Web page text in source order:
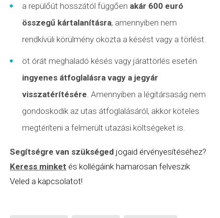
a repülőút hosszától függően akár 600 euró
összegű kártalanításra, amennyiben nem
rendkívüli körülmény okozta a késést vagy a törlést.
öt órát meghaladó késés vagy járattörlés esetén
ingyenes átfoglalásra vagy a jegyár
visszatérítésére . Amennyiben a légitársaság nem
gondoskodik az utas átfoglalásáról, akkor köteles
megtéríteni a felmerült utazási költségeket is.
Segítségre van szükséged jogaid érvényesítéséhez?
Keress minket és kollégáink hamarosan felveszik
Veled a kapcsolatot!